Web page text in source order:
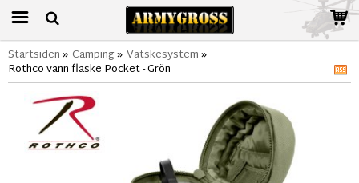
Startsiden» Camping» Vätskesystem»
Rothco vann flaske Pocket - Grön